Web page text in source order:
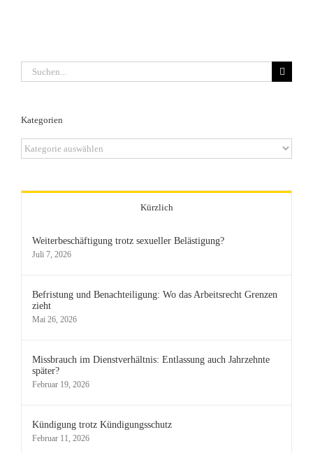
Suche
nach:
Kategorien
Kategorien
Kürzlich
Weiterbeschäftigung trotz sexueller Belästigung?
Juli 7, 2026
Befristung und Benachteiligung: Wo das Arbeitsrecht Grenzen
zieht
Mai 26, 2026
Missbrauch im Dienstverhältnis: Entlassung auch Jahrzehnte
später?
Februar 19, 2026
Kündigung trotz Kündigungsschutz
Februar 11, 2026